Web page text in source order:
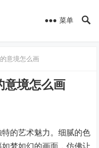
菜单
意境怎么画
意境怎么画
的艺术魅力。细腻的色